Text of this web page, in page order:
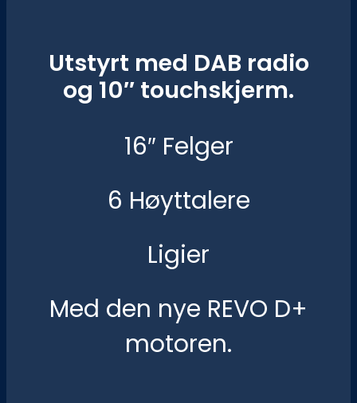
Utstyrt med DAB radio
og 10″ touchskjerm.
16″ Felger
6 Høyttalere
Ligier
Med den nye REVO D+
motoren.